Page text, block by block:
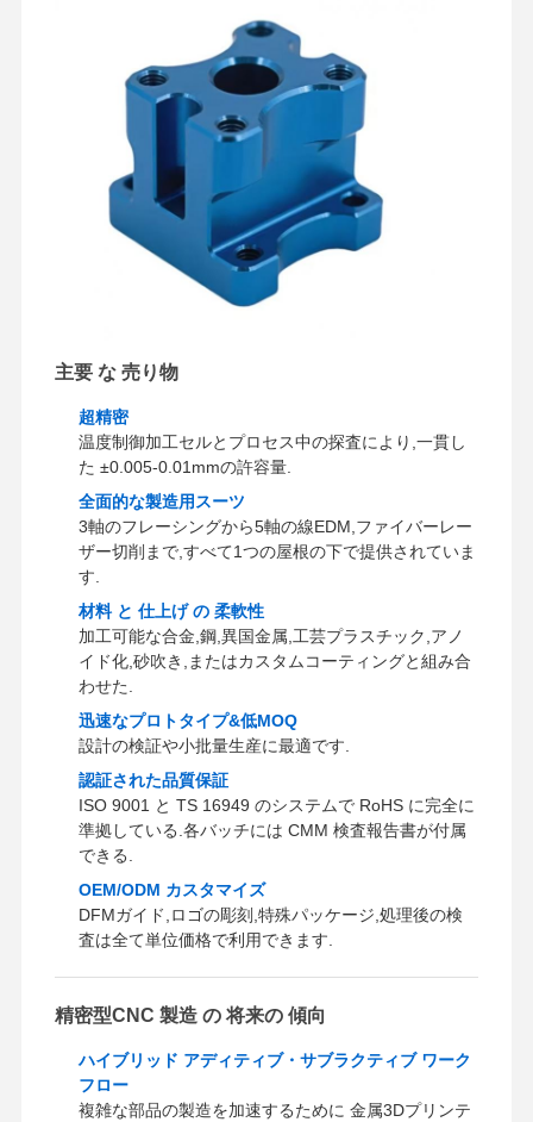
主要 な 売り物
超精密
温度制御加工セルとプロセス中の探査により,一貫し
た ±0.005-0.01mmの許容量.
全面的な製造用スーツ
3軸のフレーシングから5軸の線EDM,ファイバーレー
ザー切削まで,すべて1つの屋根の下で提供されていま
す.
材料 と 仕上げ の 柔軟性
加工可能な合金,鋼,異国金属,工芸プラスチック,アノ
イド化,砂吹き,またはカスタムコーティングと組み合
わせた.
迅速なプロトタイプ&低MOQ
設計の検証や小批量生産に最適です.
認証された品質保証
ISO 9001 と TS 16949 のシステムで RoHS に完全に
準拠している.各バッチには CMM 検査報告書が付属
できる.
OEM/ODM カスタマイズ
DFMガイド,ロゴの彫刻,特殊パッケージ,処理後の検
査は全て単位価格で利用できます.
精密型CNC 製造 の 将来の 傾向
ハイブリッド アディティブ・サブラクティブ ワーク
フロー
複雑な部品の製造を加速するために 金属3Dプリンテ